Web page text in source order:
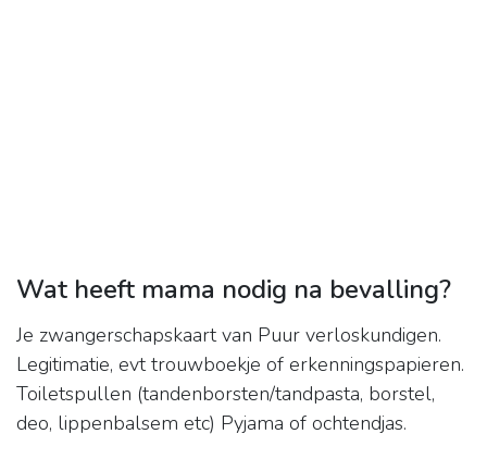
Wat heeft mama nodig na bevalling?
Je zwangerschapskaart van Puur verloskundigen.
Legitimatie, evt trouwboekje of erkenningspapieren.
Toiletspullen (tandenborsten/tandpasta, borstel,
deo, lippenbalsem etc) Pyjama of ochtendjas.